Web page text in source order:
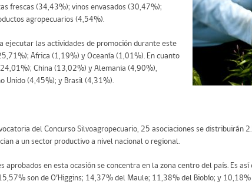
frescas (34,43%); vinos envasados (30,47%);
agropecuarios (4,54%).
ejecutar las actividades de promoción durante este
África (1,19%) y Oceanía (1,01%). En cuanto
China (13,02%) y Alemania (4,90%),
Unido (4,45%); y Brasil (4,31%).
del Concurso Silvoagropecuario, 25 asociaciones se distribuirán
a un sector productivo a nivel nacional o regional.
en esta ocasión se concentra en la zona centro del país. Es
son de O’Higgins; 14,37% del Maule; 11,38% del Biobío; y 10,18%